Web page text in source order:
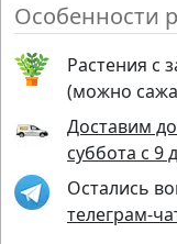
Особенности
Растения с
(можно
Доставим
суббота с 9
Остались
телеграм-